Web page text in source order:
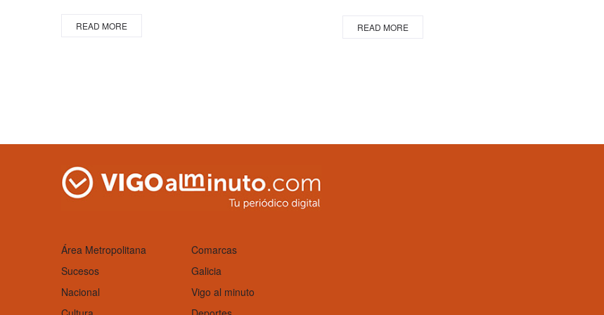
READ MORE READ MORE
Área Metropolitana
Comarcas
Sucesos
Galicia
Nacional
Vigo al minuto